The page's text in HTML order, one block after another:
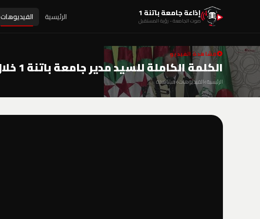
إذاعة جامعة باتنة 1
صوت الجامعة - رؤية المستقبل الرئيسية الفيديوهات
مشاهدة الفيديو
الكلمة الكاملة للسيد مدير جامعة باتنة 1 خلال زيارة وزير التعليم العالي و البحث العلمي
الرئيسية الفيديوهات مشاهدة